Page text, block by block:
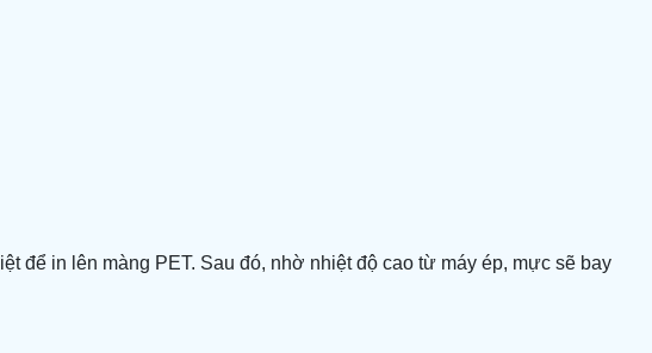
để in lên màng PET. Sau đó, nhờ nhiệt độ cao từ máy ép, mực sẽ bay